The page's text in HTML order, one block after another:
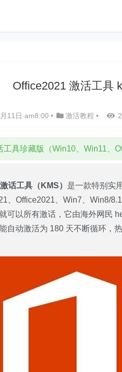
Office2021 激活工具
11日 am8:00 • 激活教程 •
工具珍藏版（Win10、Win11、
话工具（KMS） 是一款特别实
、Office2021、Win7、Win8/
可以所有激话，它由海外网民
自动激活为 180 天不断循环，